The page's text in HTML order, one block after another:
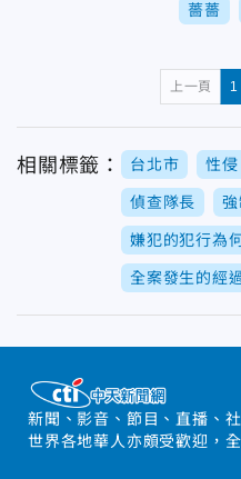
薔薔
上一頁 1
相關標籤： 台北市 性侵
偵查隊長
嫌犯的犯行為
全案發生的經
新聞、影音、節目、直播、
世界各地華人亦頗受歡迎，